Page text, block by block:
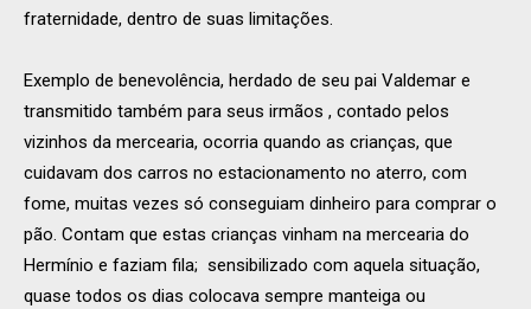
fraternidade, dentro de suas limitações.
Exemplo de benevolência, herdado de seu pai Valdemar e
transmitido também para seus irmãos , contado pelos
vizinhos da mercearia, ocorria quando as crianças, que
cuidavam dos carros no estacionamento no aterro, com
fome, muitas vezes só conseguiam dinheiro para comprar o
pão. Contam que estas crianças vinham na mercearia do
Hermínio e faziam fila; sensibilizado com aquela situação,
quase todos os dias colocava sempre manteiga ou